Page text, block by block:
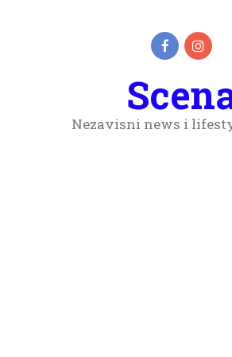
Nezavisni news i